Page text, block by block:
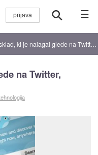
☰
ki je nalagal glede na Twitter, likvidiran
na Twitter,